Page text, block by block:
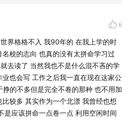
》：这个社会让我们过度积极，
警惕心，过分焦虑的人失去了判
：自我不是一座未发现的矿，而
6
界格格不入 我90年的 在我上学的时
校的志向 也真的没有太拼命学习过
去读了 当然我也不是什么混不吝的学
也会写 工作之后我一直在现在这家公
挣的不多但是完全不卷的那种 也不用加
较多 其实作为一个北漂 我曾经也想
是应该拼命一点卷一点 利用空闲时间